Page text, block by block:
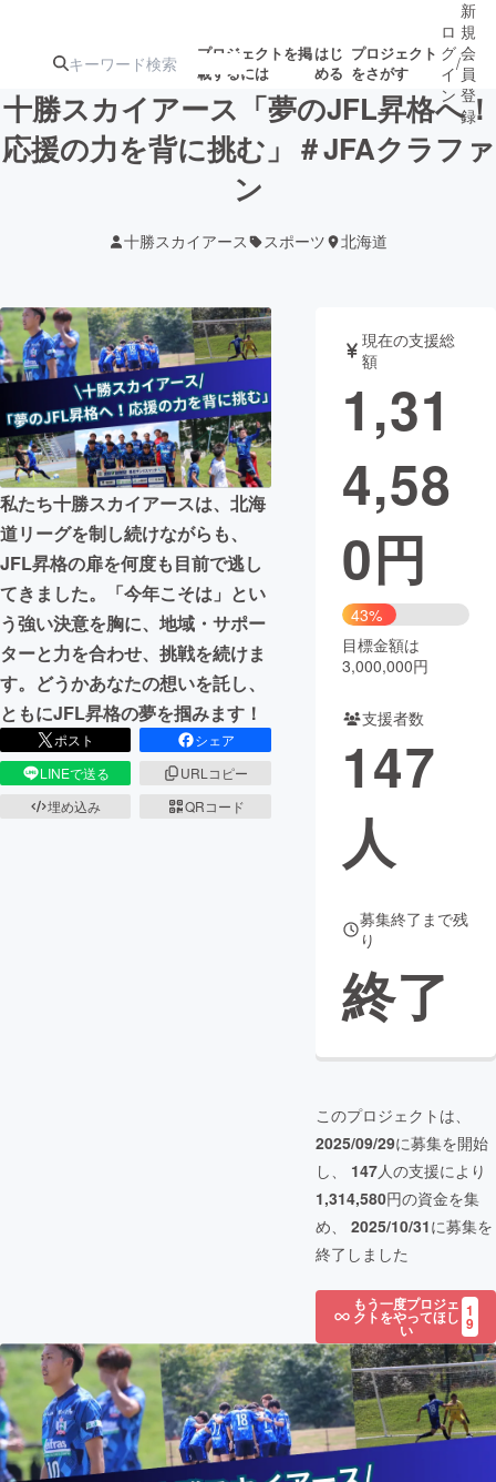
プロジェクトを掲
載するには
はじ
める
プロジェクト
をさがす
注目の新着プロ
テクノロジー・ガジェット
映像・映画 書籍・雑誌
ビジネス・起業 チャレンジ
まちづくり・地域活性化
CAMPFIRE for Social Good
CAMPFIRE Creation
CAMPFIREふるさと納税 machi-ya コミュニティ
ロ
グ
イ
ン
/
新
規
会
員
登
録
十勝スカイアース「夢のJFL昇格へ！
応援の力を背に挑む」＃JFAクラファ
ン
十勝スカイアース スポーツ 北海道
私たち十勝スカイアースは、北海
道リーグを制し続けながらも、
JFL昇格の扉を何度も目前で逃し
てきました。「今年こそは」とい
う強い決意を胸に、地域・サポー
ターと力を合わせ、挑戦を続けま
す。どうかあなたの想いを託し、
ともにJFL昇格の夢を掴みます！
ポスト
シェア
LINEで送る
URLコピー
埋め込み
QRコード
現在の支援総
額
1,31
4,58
0円
43%
目標金額は
3,000,000円
支援者数
147
人
募集終了まで残
り
終了
このプロジェクトは、
2025/09/29に募集を開始
し、 147人の支援により
1,314,580円の資金を集
め、 2025/10/31に募集を
終了しました
もう一度プロジェ
クトをやってほし
い
1
9